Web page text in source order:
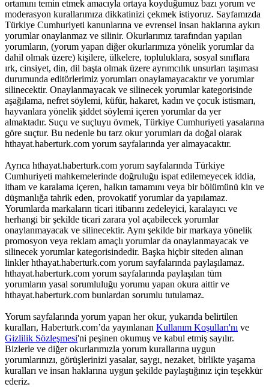
ortamını temin etmek amacıyla ortaya koyduğumuz bazı yorum ve
moderasyon kurallarımıza dikkatinizi çekmek istiyoruz. Sayfamızda
Türkiye Cumhuriyeti kanunlarına ve evrensel insan haklarına aykırı
yorumlar onaylanmaz ve silinir. Okurlarımız tarafından yapılan
yorumların, (yorum yapan diğer okurlarımıza yönelik yorumlar da
dahil olmak üzere) kişilere, ülkelere, topluluklara, sosyal sınıflara
ırk, cinsiyet, din, dil başta olmak üzere ayrımcılık unsurları taşıması
durumunda editörlerimiz yorumları onaylamayacaktır ve yorumlar
silinecektir. Onaylanmayacak ve silinecek yorumlar kategorisinde
aşağılama, nefret söylemi, küfür, hakaret, kadın ve çocuk istismarı,
hayvanlara yönelik şiddet söylemi içeren yorumlar da yer
almaktadır. Suçu ve suçluyu övmek, Türkiye Cumhuriyeti yasalarına
göre suçtur. Bu nedenle bu tarz okur yorumları da doğal olarak
hthayat.haberturk.com yorum sayfalarında yer almayacaktır.
Ayrıca hthayat.haberturk.com yorum sayfalarında Türkiye
Cumhuriyeti mahkemelerinde doğruluğu ispat edilemeyecek iddia,
itham ve karalama içeren, halkın tamamını veya bir bölümünü kin ve
düşmanlığa tahrik eden, provokatif yorumlar da yapılamaz.
Yorumlarda markaların ticari itibarını zedeleyici, karalayıcı ve
herhangi bir şekilde ticari zarara yol açabilecek yorumlar
onaylanmayacak ve silinecektir. Aynı şekilde bir markaya yönelik
promosyon veya reklam amaçlı yorumlar da onaylanmayacak ve
silinecek yorumlar kategorisindedir. Başka hiçbir siteden alınan
linkler hthayat.haberturk.com yorum sayfalarında paylaşılamaz.
hthayat.haberturk.com yorum sayfalarında paylaşılan tüm
yorumların yasal sorumluluğu yorumu yapan okura aittir ve
hthayat.haberturk.com bunlardan sorumlu tutulamaz.
Yorum sayfalarında yorum yapan her okur, yukarıda belirtilen
kuralları, Haberturk.com’da yayınlanan Kullanım Koşulları'nı ve
Gizlilik Sözleşmesi'ni peşinen okumuş ve kabul etmiş sayılır.
Bizlerle ve diğer okurlarımızla yorum kurallarına uygun
yorumlarınızı, görüşlerinizi yasalar, saygı, nezaket, birlikte yaşama
kuralları ve insan haklarına uygun şekilde paylaştığınız için teşekkür
ederiz.